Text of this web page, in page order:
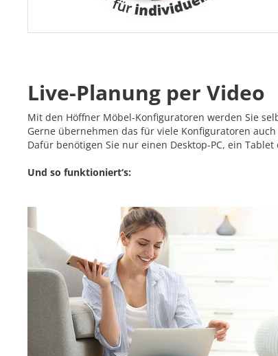
Live-Planung per Video
Mit den Höffner Möbel-Konfiguratoren werden Sie
Gerne übernehmen das für viele Konfiguratoren
Dafür benötigen Sie nur einen Desktop-PC, ein
Und so funktioniert‘s: